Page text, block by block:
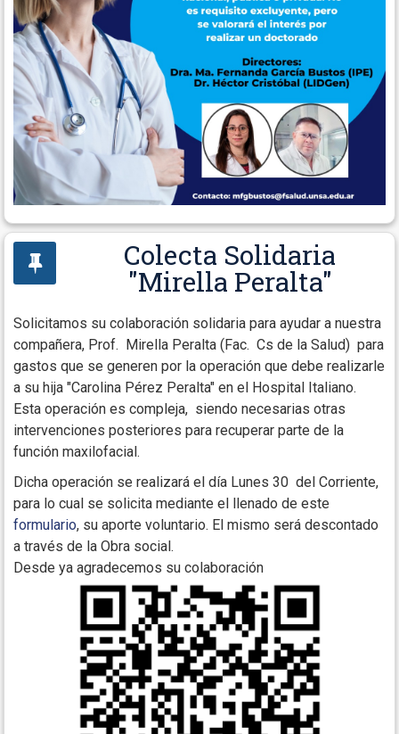
Colecta Solidaria
"Mirella Peralta"
Solicitamos su colaboración solidaria para ayudar a nuestra
compañera, Prof. Mirella Peralta (Fac. Cs de la Salud) para
gastos que se generen por la operación que debe realizarle
a su hija "Carolina Pérez Peralta" en el Hospital Italiano.
Esta operación es compleja, siendo necesarias otras
intervenciones posteriores para recuperar parte de la
función maxilofacial.
Dicha operación se realizará el día Lunes 30 del Corriente,
para lo cual se solicita mediante el llenado de este
formulario, su aporte voluntario. El mismo será descontado
a través de la Obra social.
Desde ya agradecemos su colaboración